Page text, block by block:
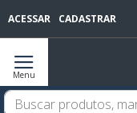
ACESSAR CADASTRAR